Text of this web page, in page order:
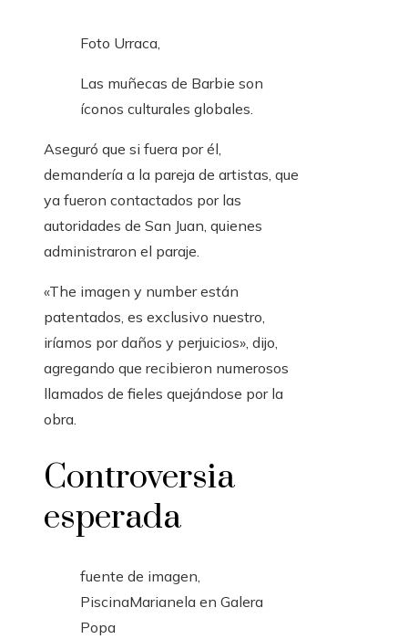
Foto Urraca,
Las muñecas de Barbie son
íconos culturales globales.
Aseguró que si fuera por él,
demandería a la pareja de artistas, que
ya fueron contactados por las
autoridades de San Juan, quienes
administraron el paraje.
«The imagen y number están
patentados, es exclusivo nuestro,
iríamos por daños y perjuicios», dijo,
agregando que recibieron numerosos
llamados de fieles quejándose por la
obra.
Controversia
esperada
fuente de imagen,
PiscinaMarianela en Galera
Popa